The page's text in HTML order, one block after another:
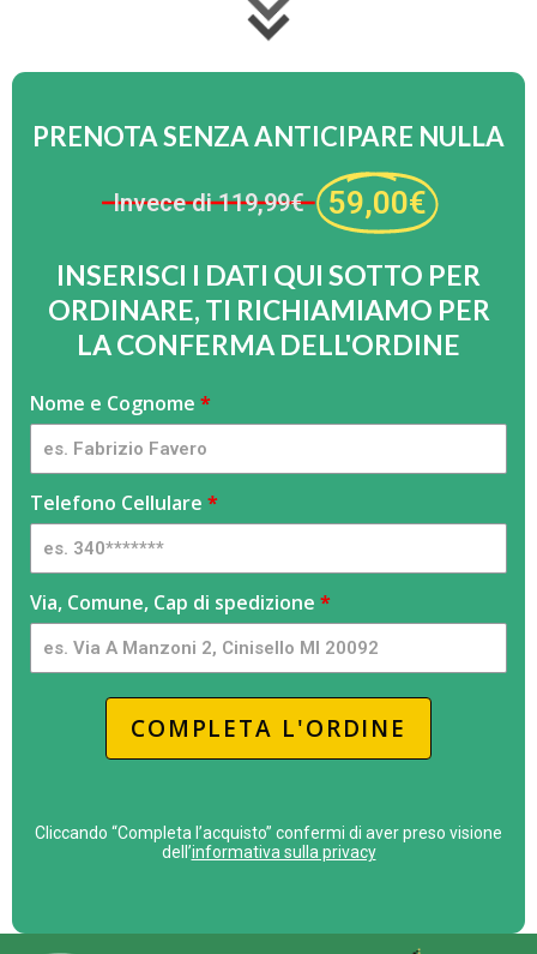
PRENOTA SENZA ANTICIPARE NULLA
Invece di 119,99€ 59,00€
INSERISCI I DATI QUI SOTTO PER
ORDINARE, TI RICHIAMIAMO PER
LA CONFERMA DELL'ORDINE
Amaca
Zanzariera
-
FB
Nome e Cognome *
Telefono Cellulare *
Via, Comune, Cap di spedizione *
S
e
e
i
n
e
s
m
,
COMPLETA L'ORDINE
Cliccando “Completa l’acquisto” confermi di aver preso visione
dell’informativa sulla privacy